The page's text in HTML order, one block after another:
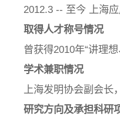
2012.3 -- 至今 上海
取得人才称号情况
曾获得2010年“讲理
学术兼职情况
上海发明协会副会长
研究方向及承担科研